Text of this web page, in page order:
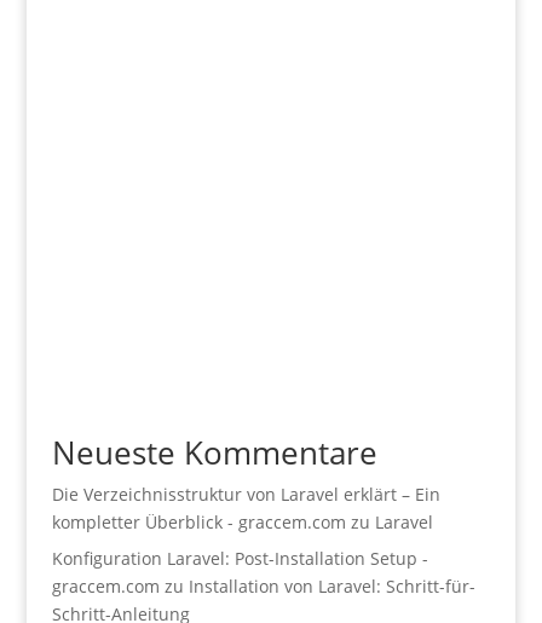
Neueste Kommentare
Die Verzeichnisstruktur von Laravel erklärt – Ein
kompletter Überblick - graccem.com zu Laravel
Konfiguration Laravel: Post-Installation Setup -
graccem.com zu Installation von Laravel: Schritt-für-
Schritt-Anleitung